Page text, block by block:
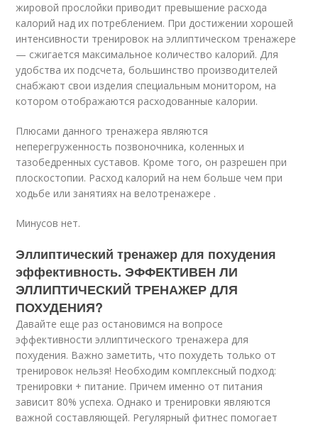
жировой прослойки приводит превышение расхода
калорий над их потреблением. При достижении хорошей
интенсивности тренировок на эллиптическом тренажере
— сжигается максимальное количество калорий. Для
удобства их подсчета, большинство производителей
снабжают свои изделия специальным монитором, на
котором отображаются расходованные калории.
Плюсами данного тренажера являются
неперегруженность позвоночника, коленных и
тазобедренных суставов. Кроме того, он разрешен при
плоскостопии. Расход калорий на нем больше чем при
ходьбе или занятиях на велотренажере .
Минусов нет.
Эллиптический тренажер для похудения
эффективность. ЭФФЕКТИВЕН ЛИ
ЭЛЛИПТИЧЕСКИЙ ТРЕНАЖЕР ДЛЯ
ПОХУДЕНИЯ?
Давайте еще раз остановимся на вопросе
эффективности эллиптического тренажера для
похудения. Важно заметить, что похудеть только от
тренировок нельзя! Необходим комплексный подход:
тренировки + питание. Причем именно от питания
зависит 80% успеха. Однако и тренировки являются
важной составляющей. Регулярный фитнес помогает